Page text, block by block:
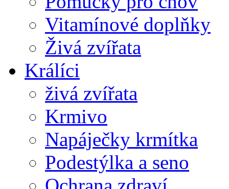
Vitamínové doplňky
Živá zvířata
Králíci
živá zvířata
Krmivo
Napáječky krmítka
Podestýlka a seno